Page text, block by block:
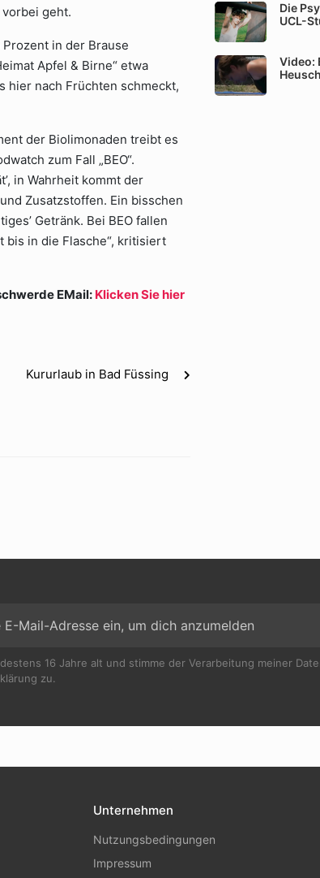
geht.
in der Brause
Apfel & Birne“ etwa
hier nach Früchten schmeckt,
der Biolimonaden treibt es
zum Fall „BEO“.
in Wahrheit kommt der
Zusatzstoffen. Ein bisschen
Getränk. Bei BEO fallen
bis in die Flasche“, kritisiert
EMail: Klicken Sie hier
Kururlaub in Bad Füssing
Die
UCL-
Video:
16 Jahre alt und stimme der Verarbeitung meiner
zu.
Unternehmen
Nutzungsbedingungen
Impressum